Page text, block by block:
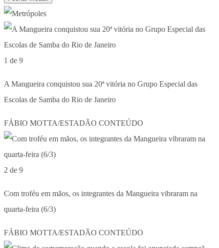
1 de 9
A Mangueira conquistou sua 20ª vitória no Grupo Especial das
Escolas de Samba do Rio de Janeiro
FÁBIO MOTTA/ESTADÃO CONTEÚDO
2 de 9
Com troféu em mãos, os integrantes da Mangueira vibraram na
quarta-feira (6/3)
FÁBIO MOTTA/ESTADÃO CONTEÚDO